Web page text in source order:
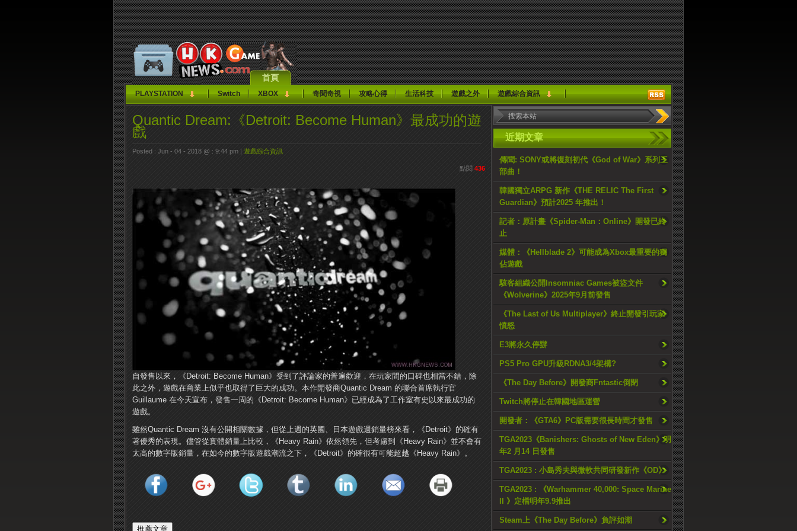
首頁
PLAYSTATION Switch XBOX 奇聞奇視 攻略心得 生活科技 遊戲之外 遊戲綜合資訊
近期文章
傳聞: SONY或將復刻初代《God of War》系列三
部曲！
韓國獨立ARPG 新作《THE RELIC The First
Guardian》預計2025 年推出！
記者：原計畫《Spider-Man：Online》開發已終
止
媒體：《Hellblade 2》可能成為Xbox最重要的獨
佔遊戲
駭客組織公開Insomniac Games被盜文件
《Wolverine》2025年9月前發售
《The Last of Us Multiplayer》終止開發引玩家
憤怒
E3將永久停辦
PS5 Pro GPU升級RDNA3/4架構?
《The Day Before》開發商Fntastic倒閉
Twitch將停止在韓國地區運營
開發者：《GTA6》PC版需要很長時間才發售
TGA2023《Banishers: Ghosts of New Eden》明
年2 月14 日發售
TGA2023 : 小島秀夫與微軟共同研發新作《OD》
TGA2023 : 《Warhammer 40,000: Space Marine
II 》定檔明年9.9推出
Steam上《The Day Before》負評如潮
Quantic Dream:《Detroit: Become Human》最成功的遊
戲
Posted : Jun - 04 - 2018 @ : 9:44 pm | 遊戲綜合資訊
點閱 436
自發售以來，《Detroit: Become Human》受到了評論家的普遍歡迎，在玩家間的口碑也相當不錯，除
此之外，遊戲在商業上似乎也取得了巨大的成功。本作開發商Quantic Dream 的聯合首席執行官
Guillaume 在今天宣布，發售一周的《Detroit: Become Human》已經成為了工作室有史以來最成功的
遊戲。
雖然Quantic Dream 沒有公開相關數據，但從上週的英國、日本遊戲週銷量榜來看，《Detroit》的確有
著優秀的表現。儘管從實體銷量上比較，《Heavy Rain》依然領先，但考慮到《Heavy Rain》並不會有
太高的數字版銷量，在如今的數字版遊戲潮流之下，《Detroit》的確很有可能超越《Heavy Rain》。